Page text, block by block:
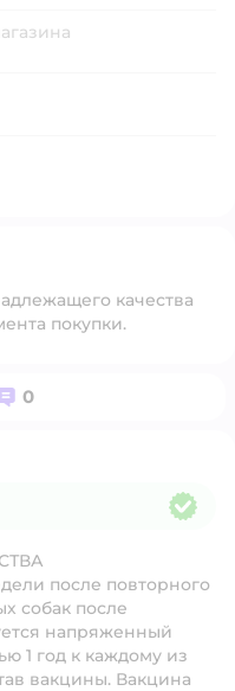
качества
покупки.
0
после повторного
собак после
напряженный
1 год к каждому из
вакцины. Вакцина